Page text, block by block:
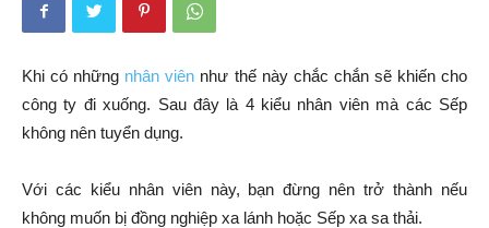
Khi có những nhân viên như thế này chắc chắn sẽ khiến cho
công ty đi xuống. Sau đây là 4 kiểu nhân viên mà các Sếp
không nên tuyển dụng.
Với các kiểu nhân viên này, bạn đừng nên trở thành nếu
không muốn bị đồng nghiệp xa lánh hoặc Sếp xa sa thải.